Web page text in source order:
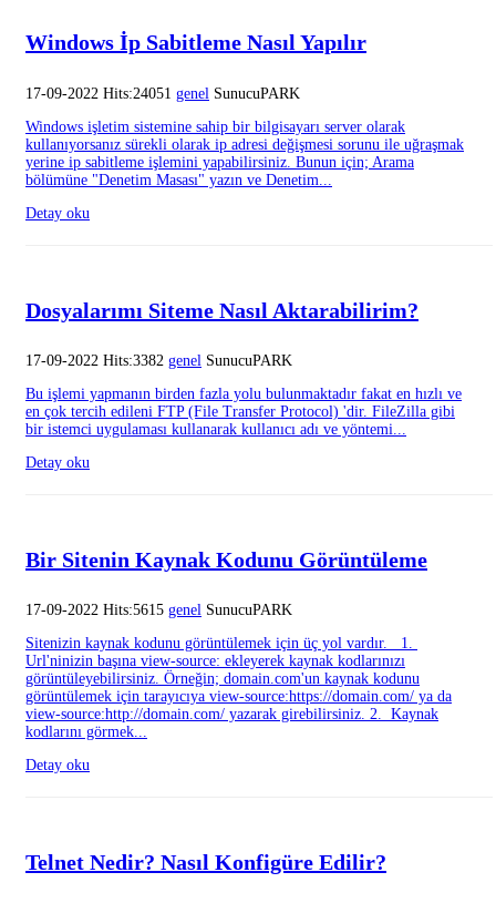
Windows İp Sabitleme Nasıl Yapılır
17-09-2022 Hits:24051 genel SunucuPARK
Windows işletim sistemine sahip bir bilgisayarı server olarak
kullanıyorsanız sürekli olarak ip adresi değişmesi sorunu ile uğraşmak
yerine ip sabitleme işlemini yapabilirsiniz. Bunun için; Arama
bölümüne "Denetim Masası" yazın ve Denetim...
Detay oku
Dosyalarımı Siteme Nasıl Aktarabilirim?
17-09-2022 Hits:3382 genel SunucuPARK
Bu işlemi yapmanın birden fazla yolu bulunmaktadır fakat en hızlı ve
en çok tercih edileni FTP (File Transfer Protocol) 'dir. FileZilla gibi
bir istemci uygulaması kullanarak kullanıcı adı ve yöntemi...
Detay oku
Bir Sitenin Kaynak Kodunu Görüntüleme
17-09-2022 Hits:5615 genel SunucuPARK
Sitenizin kaynak kodunu görüntülemek için üç yol vardır. 1.
Url'ninizin başına view-source: ekleyerek kaynak kodlarınızı
görüntüleyebilirsiniz. Örneğin; domain.com'un kaynak kodunu
görüntülemek için tarayıcıya view-source:https://domain.com/ ya da
view-source:http://domain.com/ yazarak girebilirsiniz. 2. Kaynak
kodlarını görmek...
Detay oku
Telnet Nedir? Nasıl Konfigüre Edilir?